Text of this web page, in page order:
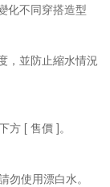
化不同穿搭造型
，並防止縮水情況
方 [ 售價 ]。
使用漂白水。